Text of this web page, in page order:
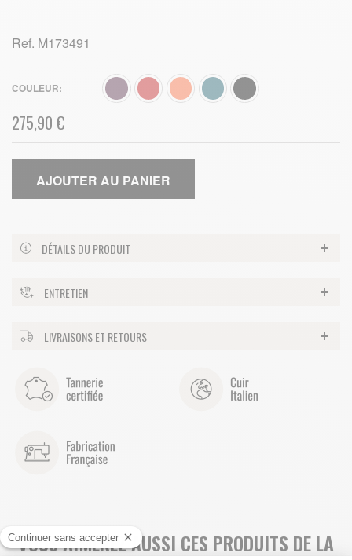
Ref. M173491
COULEUR
275,90 €
AJOUTER AU PANIER
DÉTAILS DU PRODUIT
ENTRETIEN
LIVRAISONS ET RETOURS
VOUS AIMEREZ AUSSI CES PRODUITS DE LA